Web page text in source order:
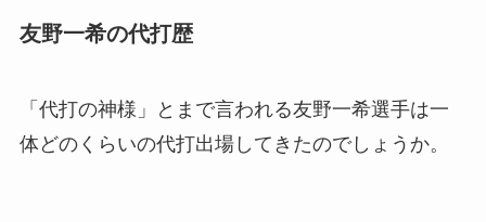
友野一希の代打歴
「代打の神様」とまで言われる友野一希選手は一
体どのくらいの代打出場してきたのでしょうか。